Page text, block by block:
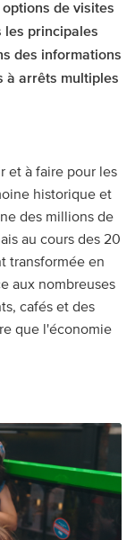
de visites
les principales
des informations
à arrêts multiples
et à faire pour les
historique et
des millions de
au cours des 20
transformée en
aux nombreuses
cafés et des
que l'économie